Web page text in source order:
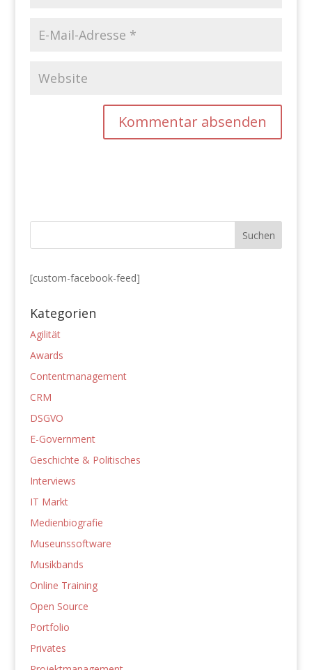
[custom-facebook-feed]
Kategorien
Agilität
Awards
Contentmanagement
CRM
DSGVO
E-Government
Geschichte & Politisches
Interviews
IT Markt
Medienbiografie
Museunssoftware
Musikbands
Online Training
Open Source
Portfolio
Privates